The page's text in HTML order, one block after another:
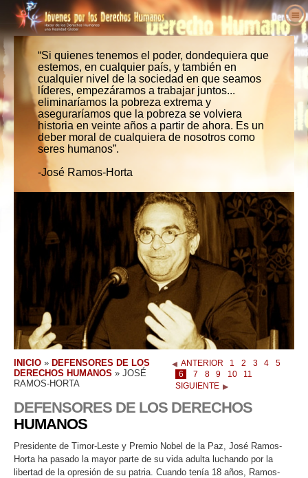
Acerca de Nosotros
¿Qué es Jóvenes por los Derechos
Humanos?
Nuestro Propósito
Historia de Jóvenes por los Derechos
Humanos
Personal Ejecutivo
Colaboradores de Jóvenes por los Derechos
Humanos Internacional
Proclamaciones y Reconocimientos
Apoyos
¿Qué son los Derechos Humanos?
Derechos Humanos Definidos
Los Antecedentes de los Derechos
Humanos
Declaración Universal de los Derechos
Humanos
Educadores
Bienvenidos
Detalles del Paquete Educativo
Resultados de Educadores
Plan de Estudios de los Derechos Humanos
Programas de Educadores
Implementación del Programa
Actúa
Involúcrate
Petición
Afiliaciones y Donaciones
Grupos
Competencias
Voces a Favor de los Derechos
Humanos
Defensores de los Derechos Humanos
Organizaciones de Derechos Humanos
Abusos de los Derechos Humanos
Noticias
Haz Tu Pedido
“Si quienes tenemos el poder, dondequiera que
estemos, en cualquier país, y también en
cualquier nivel de la sociedad en que seamos
líderes, empezáramos a trabajar juntos...
eliminaríamos la pobreza extrema y
aseguraríamos que la pobreza se volviera
historia en veinte años a partir de ahora. Es un
deber moral de cualquiera de nosotros como
seres humanos”.
-José Ramos-Horta
INICIO » DEFENSORES DE LOS
DERECHOS HUMANOS » JOSÉ
RAMOS-HORTA
ANTERIOR 1 2 3 4
5
6
7 8 9 10
11
SIGUIENTE
DEFENSORES DE LOS DERECHOS
HUMANOS
Presidente de Timor-Leste y Premio Nobel de la Paz, José Ramos-
Horta ha pasado la mayor parte de su vida adulta luchando por la
libertad de la opresión de su patria. Cuando tenía 18 años, Ramos-